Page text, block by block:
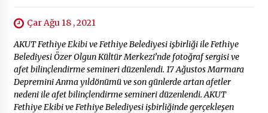
Çar Ağu 18 , 2021
AKUT Fethiye Ekibi ve Fethiye Belediyesi işbirliği ile Fethiye
Belediyesi Özer Olgun Kültür Merkezi’nde fotoğraf sergisi ve
afet bilinçlendirme semineri düzenlendi. 17 Ağustos Marmara
Depremini Anma yıldönümü ve son günlerde artan afetler
nedeni ile afet bilinçlendirme semineri düzenlendi. AKUT
Fethiye Ekibi ve Fethiye Belediyesi işbirliğinde gerçekleşen